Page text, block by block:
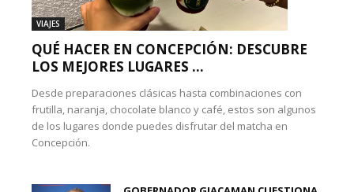
VIAJES
QUÉ HACER EN CONCEPCIÓN: DESCUBRE
LOS MEJORES LUGARES ...
Desde preparaciones clásicas hasta combinaciones con
frutilla, naranja, chocolate blanco y café, estos son algunos
de los lugares donde puedes disfrutar del matcha en
Concepción.